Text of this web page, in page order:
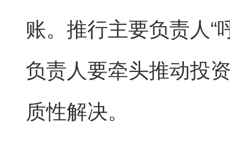
账。推行主要负责人“
负责人要牵头推动投
质性解决。